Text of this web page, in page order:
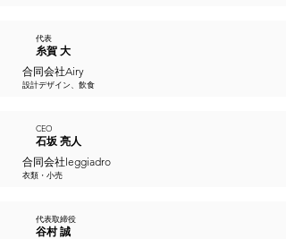
代表
糸賀 大
合同会社Airy
設計デザイン、飲食
CEO
石坂 亮人
合同会社leggiadro
衣類・小売
代表取締役
谷村 誠